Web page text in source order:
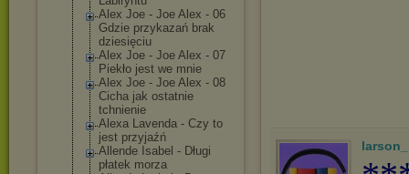
Alex Joe - Joe Alex - 06
Gdzie przykazań brak
dziesięciu
Alex Joe - Joe Alex - 07
Piekło jest we mnie
Alex Joe - Joe Alex - 08
Cicha jak ostatnie
tchnienie
Alexa Lavenda - Czy to
jest przyjaźń
Allende Isabel - Długi
płatek morza